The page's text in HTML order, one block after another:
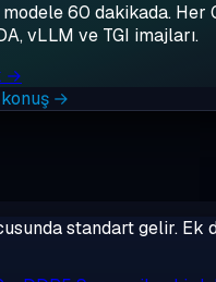
modele 60 dakikada. Her
vLLM ve TGI imajları.
→
→
standart gelir. Ek